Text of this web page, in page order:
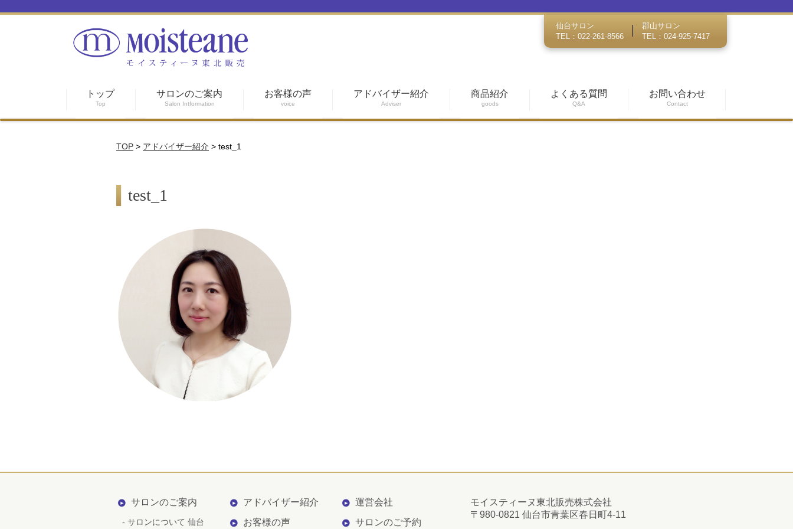
仙台サロン
TEL：022-261-8566
郡山サロン
TEL：024-925-7417
トップ
Top
サロンのご案内
Salon Intformation
お客様の声
voice
アドバイザー紹介
Adviser
商品紹介
goods
よくある質問
Q&A
お問い合わせ
Contact
TOP > アドバイザー紹介 > test_1
test_1
サロンのご案内
- サロンについて 仙台
アドバイザー紹介
お客様の声
運営会社
サロンのご予約
モイスティーヌ東北販売株式会社
〒980-0821 仙台市青葉区春日町4-11